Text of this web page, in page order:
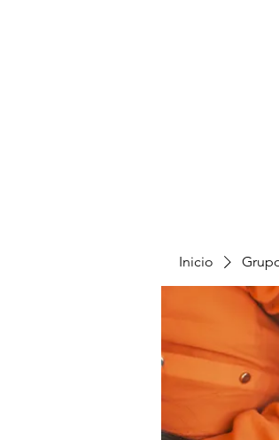
Inicio